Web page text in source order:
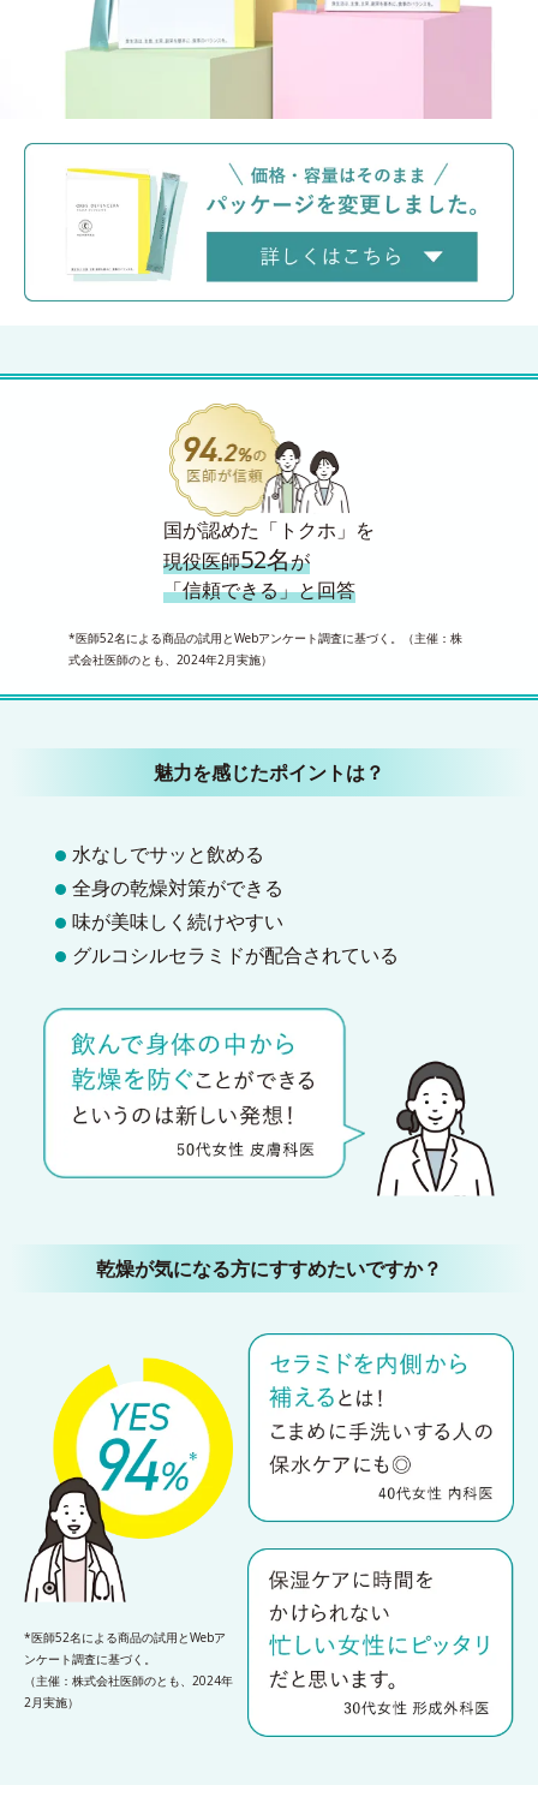
国が認めた「トクホ」を
現役医師52名が
「信頼できる」と回答
*医師52名による商品の試用とWebアンケート調査に基づく。（主催：株
式会社医師のとも、2024年2月実施）
魅力を感じたポイントは？
水なしでサッと飲める
全身の乾燥対策ができる
味が美味しく続けやすい
グルコシルセラミドが配合されている
乾燥が気になる方にすすめたいですか？
*医師52名による商品の試用とWebア
ンケート調査に基づく。
（主催：株式会社医師のとも、2024年
2月実施）